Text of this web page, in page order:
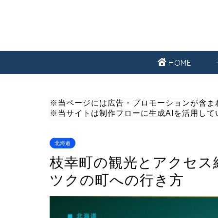
HOME
※当ページには広告・プロモーションが含ま
※当サイトは制作フローに生成AIを活用して
北海道
枝幸町の観光とアクセ
ツクの町への行き方